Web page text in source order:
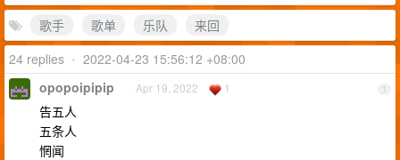
歌手
歌单 乐队
来回
24 replies • 2022-04-23 15:56:12 +08:00
1
opopoipipip Apr 19, 2022 1
告五人
五条人
惘闻